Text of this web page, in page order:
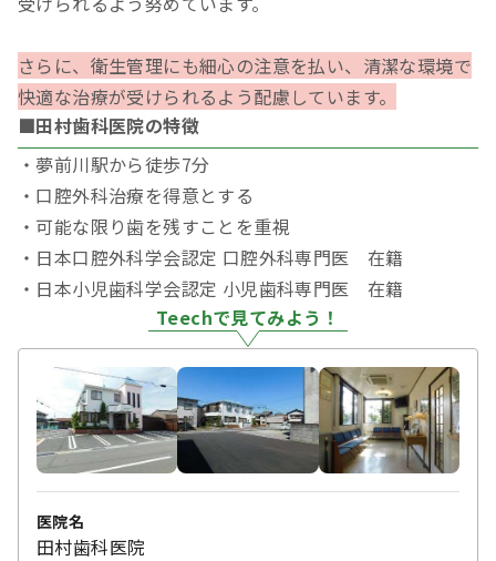
さらに、衛生管理にも細心の注意を払い、清潔な環境で
快適な治療が受けられるよう配慮しています。
■田村歯科医院の特徴
・夢前川駅から徒歩7分
・口腔外科治療を得意とする
・可能な限り歯を残すことを重視
・日本口腔外科学会認定 口腔外科専門医 在籍
・日本小児歯科学会認定 小児歯科専門医 在籍
Teechで見てみよう！
医院名
田村歯科医院